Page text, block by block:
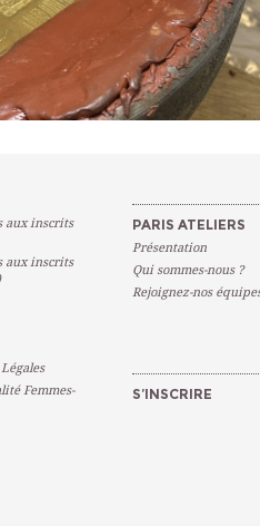
aux inscrits
aux inscrits
Femmes-
PARIS ATELIERS
Présentation
Qui sommes-nous ?
Rejoignez-nos
S’INSCRIRE